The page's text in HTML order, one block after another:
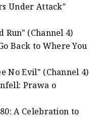
Under Attack"
Run" (Channel 4)
Back to Where You
No Evil" (Channel 4)
Prawa o
A Celebration to